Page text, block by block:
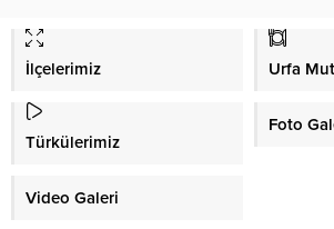
İlçelerimiz Urfa
Türkülerimiz
Foto
Video Galeri